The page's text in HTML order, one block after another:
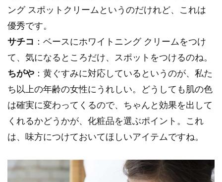
ング スポットクリームというのだけれど、これは
優秀です。
サチコ ：ベースにホワイトニング クリームをつけ
て、気になるところだけ、スポットをつけるのね。
ちがや ：黄ぐすみに対応しているというのが、私た
ち以上の年齢の女性にうれしい。どうしても肌の色
は確実に変わってくるので、ちゃんと効果を出して
くれるかどうかが、化粧品を選ぶポイント。これ
は、味方につけておいてほしいアイテムですね。